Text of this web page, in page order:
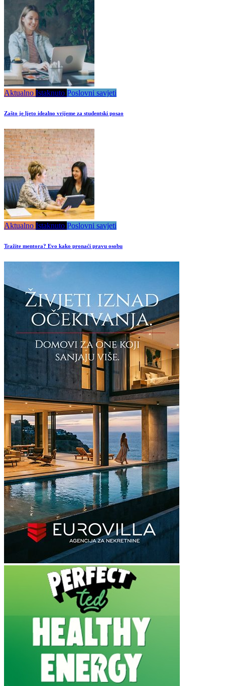
Aktualno Istaknuto Poslovni savjeti
Zašto je ljeto idealno vrijeme za studentski posao
Aktualno Istaknuto Poslovni savjeti
Tražite mentora? Evo kako pronaći pravu osobu